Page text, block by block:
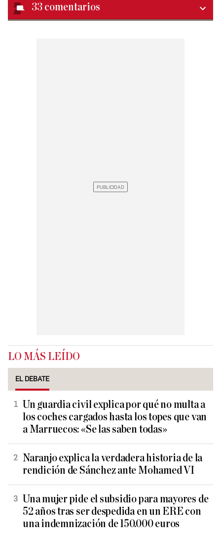
33 comentarios
LO MÁS LEÍDO
EL DEBATE
Un guardia civil explica por qué no multa a
los coches cargados hasta los topes que van
a Marruecos: «Se las saben todas»
Naranjo explica la verdadera historia de la
rendición de Sánchez ante Mohamed VI
Una mujer pide el subsidio para mayores de
52 años tras ser despedida en un ERE con
una indemnización de 150.000 euros